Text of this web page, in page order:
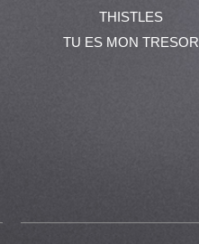
THISTLES
TU ES MON TRESOR